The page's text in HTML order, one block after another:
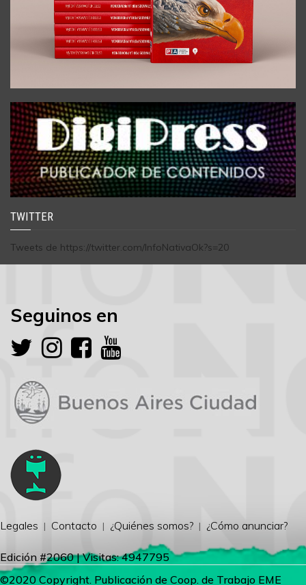
TWITTER
Tweets de https://twitter.com/InfoNativaOk?s=20
Seguinos en
Legales Contacto ¿Quiénes somos? ¿Cómo anunciar?
Edición #2060 | Visitas: 4947795
©2020 Copyright. Publicación de Coop. de Trabajo EME